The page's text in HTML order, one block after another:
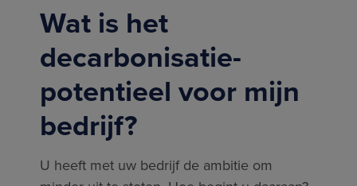
Wat is het
decarbonisatie-
potentieel voor mijn
bedrijf?
U heeft met uw bedrijf de ambitie om